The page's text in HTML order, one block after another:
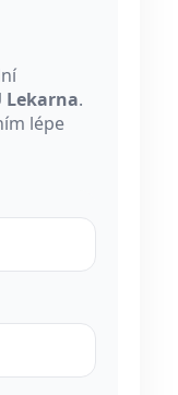
Lekarna.
lépe